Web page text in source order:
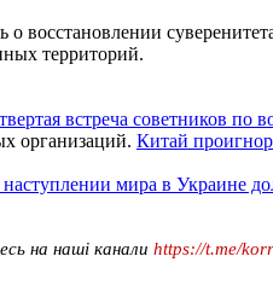
восстановлении
территорий.
встреча советников по
организаций. Китай
мира в Украине
на наші канали https://t.me/